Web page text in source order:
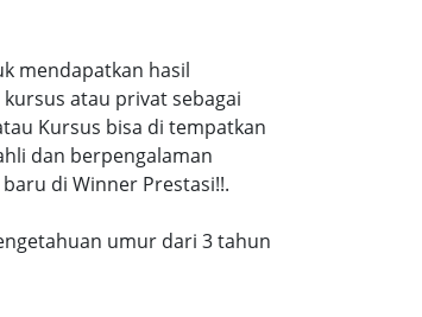
mendapatkan hasil
atau privat sebagai
Kursus bisa di tempatkan
dan berpengalaman
di Winner Prestasi!!.
umur dari 3 tahun